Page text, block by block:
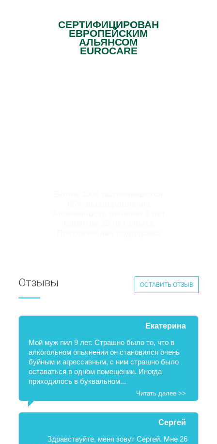
СЕРТИФИЦИРОВАН
ЕВРОПЕЙСКИМ
АЛЬЯНСОМ
EUROCARE
Отзывы ОСТАВИТЬ ОТЗЫВ
Екатерина
Мой муж пил 9 лет. Страшно было то, что в
алкогольном опьянении он становился очень
буйным и агрессивным, с ним страшно было
оставаться в одном помещении. Иногда
приходилось в буквальном...
Читать далее >>
Сергей
Здравствуйте, меня зовут Сергей. Мне 26